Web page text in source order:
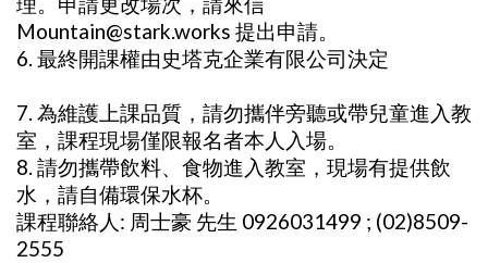
Mountain@stark.works 提出申請。
6. 最終開課權由史塔克企業有限公司決定
7. 為維護上課品質，請勿攜伴旁聽或帶兒童進入教
室，課程現場僅限報名者本人入場。
8. 請勿攜帶飲料、食物進入教室，現場有提供飲
水，請自備環保水杯。
課程聯絡人: 周士豪 先生 0926031499 ; (02)8509-
2555